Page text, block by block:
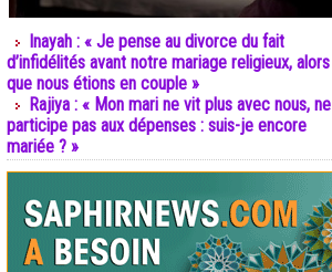
Inayah : « Je pense au divorce du fait
d’infidélités avant notre mariage religieux, alors
que nous étions en couple »
Rajiya : « Mon mari ne vit plus avec nous, ne
participe pas aux dépenses : suis-je encore
mariée ? »